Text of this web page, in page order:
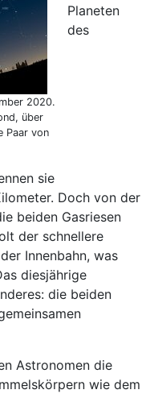
2020.
über
Paar von
Planeten
des
sie
Doch von der
beiden Gasriesen
der schnellere
Innenbahn, was
diesjährige
die beiden
Astronomen die
wie dem